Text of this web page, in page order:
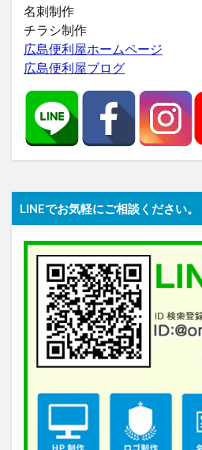
名刺制作
チラシ制作
広島便利屋ホームページ
広島便利屋ブログ
LINEでお気軽にご相談ください。